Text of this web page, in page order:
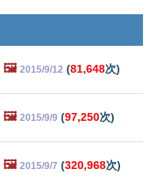
🖼️ 2015/9/12 (81,648次)
🖼️ 2015/9/9 (97,250次)
🖼️ 2015/9/7 (320,968次)